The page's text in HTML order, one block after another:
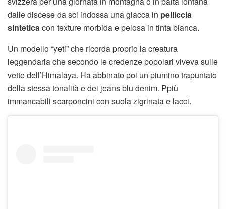
dalle discese da sci indossa una giacca in pelliccia
sinteticacon texture morbida e pelosa in tinta bianca.
Un modello “yeti” che ricorda proprio la creatura
leggendaria che secondo le credenze popolari viveva sulle
vette dell’Himalaya. Ha abbinato poi un piumino trapuntato
della stessa tonalità e dei jeans blu denim. Ppiù
immancabili scarponcini con suola zigrinata e lacci.